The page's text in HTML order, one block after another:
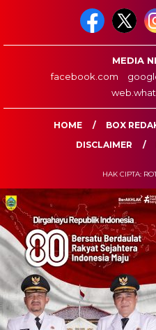
MEDIA
facebook.com
HOME BOX
DISCLAIMER
HAK CIPTA: